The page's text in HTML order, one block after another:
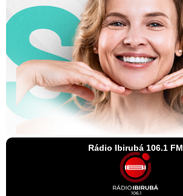
Rádio Ibirubá 106.1 FM